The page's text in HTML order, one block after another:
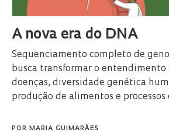
A nova era do DNA
Sequenciamento completo de
busca transformar o entendimento
doenças, diversidade genética
produção de alimentos e
POR MARIA GUIMARÃES